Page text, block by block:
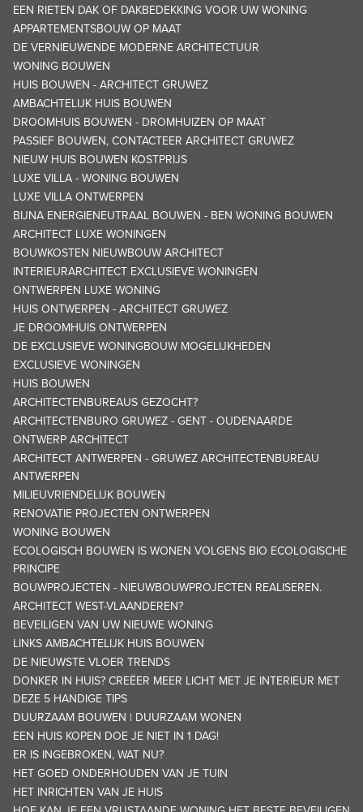
EEN RIETEN DAK OF DAKBEDEKKING VOOR UW WONING
APPARTEMENTSBOUW OP MAAT
DE VERNIEUWENDE MODERNE ARCHITECTUUR
WONING BOUWEN
HUIS BOUWEN - ARCHITECT GRUWEZ
AMBACHTELIJK HUIS BOUWEN
DROOMHUIS BOUWEN - DROMHUIZEN OP MAAT
PASSIEF BOUWEN, CONTACTEER ARCHITECT GRUWEZ
NIEUW HUIS BOUWEN KOSTPRIJS
LUXE VILLA - WONING BOUWEN
LUXE VILLA ONTWERPEN
BIJNA ENERGIENEUTRAAL BOUWEN - BEN WONING BOUWEN
ARCHITECT LUXE WONINGEN
BOUWKOSTEN NIEUWBOUW ARCHITECT
INTERIEURARCHITECT EXCLUSIEVE WONINGEN
ONTWERPEN LUXE WONING
HUIS ONTWERPEN - ARCHITECT GRUWEZ
JE DROOMHUIS ONTWERPEN
DE EXCLUSIEVE WONINGBOUW MOGELIJKHEDEN
EXCLUSIEVE WONINGEN
HUIS BOUWEN
ARCHITECTENBUREAUS GEZOCHT?
ARCHITECTENBURO GRUWEZ - GENT - OUDENAARDE
ONTWERP ARCHITECT
ARCHITECT ANTWERPEN - GRUWEZ ARCHITECTENBUREAU
ANTWERPEN
MILIEUVRIENDELIJK BOUWEN
RENOVATIE PROJECTEN ONTWERPEN
WONING BOUWEN
ECOLOGISCH BOUWEN IS WONEN VOLGENS BIO ECOLOGISCHE
PRINCIPE
BOUWPROJECTEN - NIEUWBOUWPROJECTEN REALISEREN.
ARCHITECT WEST-VLAANDEREN?
BEVEILIGEN VAN UW NIEUWE WONING
LINKS AMBACHTELIJK HUIS BOUWEN
DE NIEUWSTE VLOER TRENDS
DONKER IN HUIS? CREËER MEER LICHT MET JE INTERIEUR MET
DEZE 5 HANDIGE TIPS
DUURZAAM BOUWEN | DUURZAAM WONEN
EEN HUIS KOPEN DOE JE NIET IN 1 DAG!
ER IS INGEBROKEN, WAT NU?
HET GOED ONDERHOUDEN VAN JE TUIN
HET INRICHTEN VAN JE HUIS